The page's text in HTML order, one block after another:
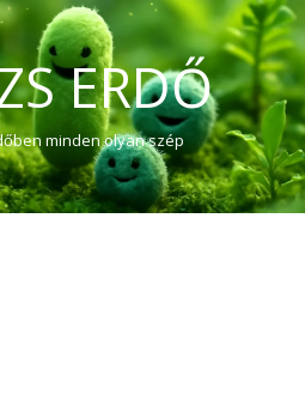
ERDŐ
minden olyan szép